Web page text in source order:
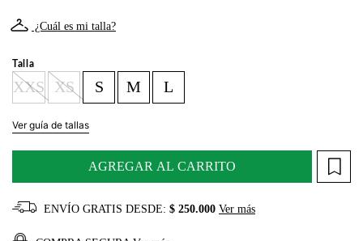
¿Cuál es mi talla?
Talla
XXS XS S M L
Ver guía de tallas
AGREGAR AL CARRITO
ENVÍO GRATIS DESDE: $ 250.000 Ver más